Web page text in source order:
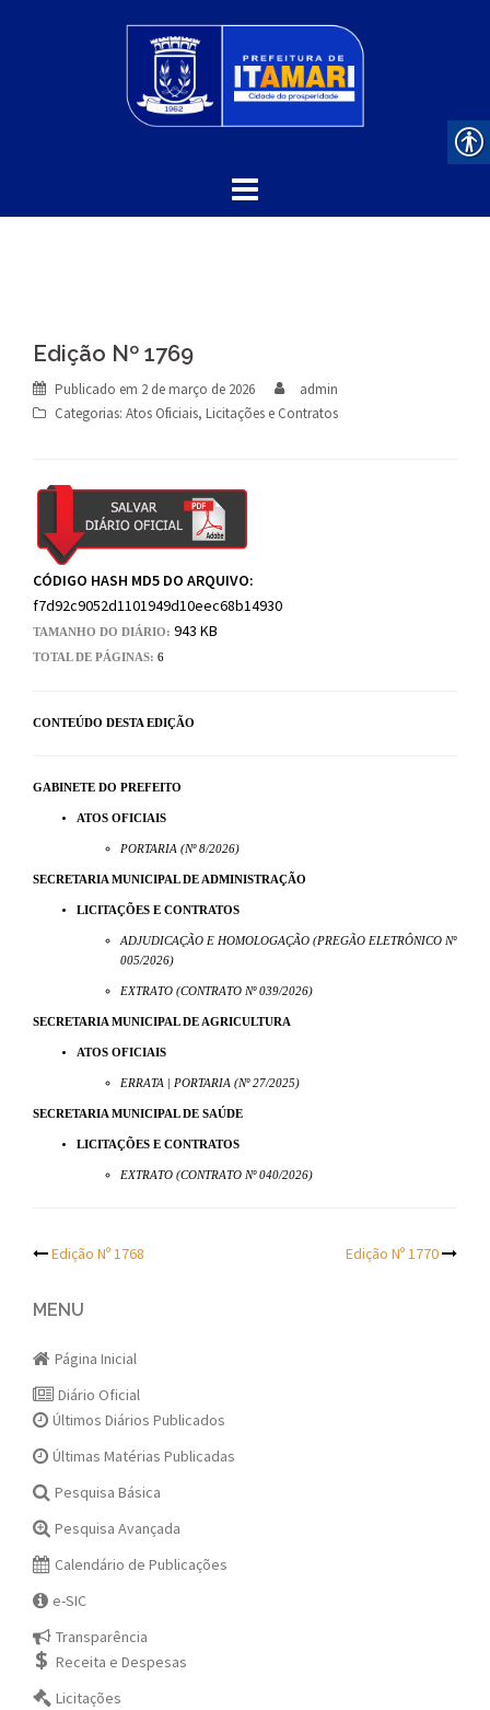
Edição Nº 1769
Publicado em 2 de março de 2026
admin
Categorias: Atos Oficiais, Licitações e Contratos
CÓDIGO HASH MD5 DO ARQUIVO:
f7d92c9052d1101949d10eec68b14930
TAMANHO DO DIÁRIO: 943 KB
TOTAL DE PÁGINAS: 6
CONTEÚDO DESTA EDIÇÃO
GABINETE DO PREFEITO
ATOS OFICIAIS
PORTARIA (Nº 8/2026)
SECRETARIA MUNICIPAL DE ADMINISTRAÇÃO
LICITAÇÕES E CONTRATOS
ADJUDICAÇÃO E HOMOLOGAÇÃO (PREGÃO ELETRÔNICO Nº
005/2026)
EXTRATO (CONTRATO Nº 039/2026)
SECRETARIA MUNICIPAL DE AGRICULTURA
ATOS OFICIAIS
ERRATA | PORTARIA (Nº 27/2025)
SECRETARIA MUNICIPAL DE SAÚDE
LICITAÇÕES E CONTRATOS
EXTRATO (CONTRATO Nº 040/2026)
Post
navigation
Edição Nº 1768 Edição Nº 1770
MENU
Página Inicial
Diário Oficial
Últimos Diários Publicados
Últimas Matérias Publicadas
Pesquisa Básica
Pesquisa Avançada
Calendário de Publicações
e-SIC
Transparência
Receita e Despesas
Licitações